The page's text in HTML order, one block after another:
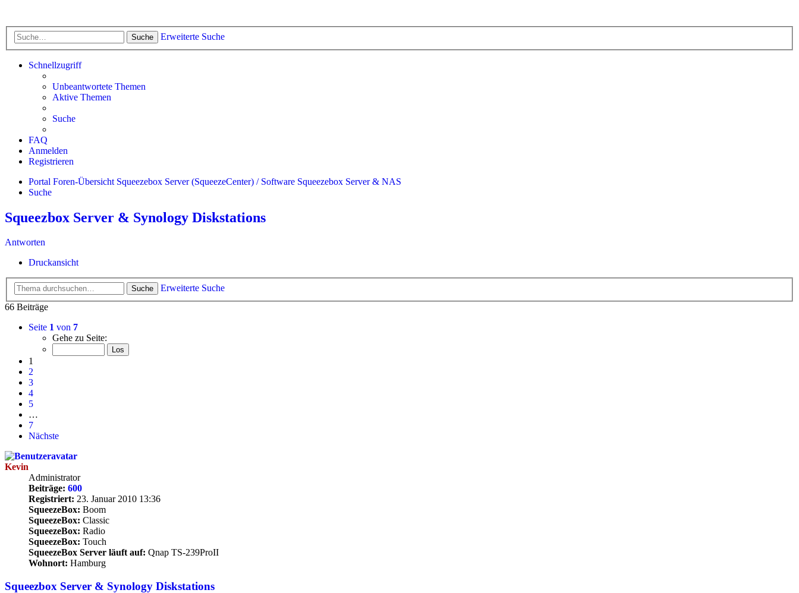
Suche Erweiterte Suche
Schnellzugriff
Unbeantwortete Themen
Aktive Themen
Suche
FAQ
Anmelden
Registrieren
Portal Foren-Übersicht Squeezebox Server (SqueezeCenter) / Software Squeezebox Server & NAS
Suche
Squeezbox Server & Synology Diskstations
Antworten
Druckansicht
Suche
Erweiterte Suche
66 Beiträge
Seite 1 von 7
Gehe zu Seite:
1
2
3
4
5
…
7
Nächste
Kevin
Administrator
Beiträge: 600
Registriert: 23. Januar 2010 13:36
SqueezeBox: Boom
SqueezeBox: Classic
SqueezeBox: Radio
SqueezeBox: Touch
SqueezeBox Server läuft auf: Qnap TS-239ProII
Wohnort: Hamburg
Squeezbox Server & Synology Diskstations